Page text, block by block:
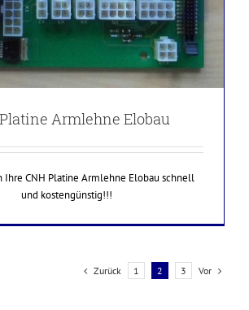
Armlehne Elobau
Ihre CNH Platine Armlehne Elobau schnell
und kostengünstig!!!
Zurück 1 2 3 Vor